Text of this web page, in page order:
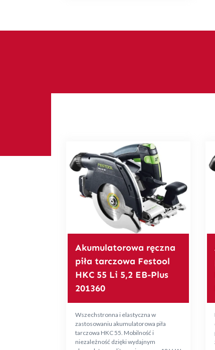
Akumulatorowa ręczna
piła tarczowa Festool
HKC 55 Li 5,2 EB-Plus
201360
Wszechstronna i elastyczna w
zastosowaniu akumulatorowa piła
tarczowa HKC 55. Mobilność i
niezależność dzięki wydajnym